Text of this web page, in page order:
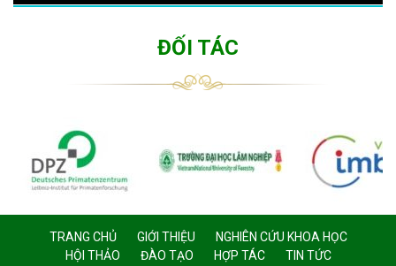
ĐỐI TÁC
TRANG CHỦ GIỚI THIỆU
NGHIÊN CỨU KHOA HỌC
HỘI THẢO
ĐÀO TẠO HỢP TÁC
TIN TỨC